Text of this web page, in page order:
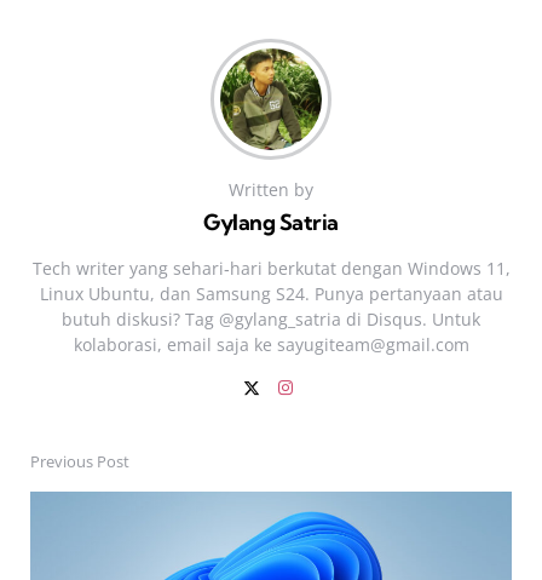
Written by
Gylang Satria
Tech writer yang sehari‑hari berkutat dengan Windows 11,
Linux Ubuntu, dan Samsung S24. Punya pertanyaan atau
butuh diskusi? Tag @gylang_satria di Disqus. Untuk
kolaborasi, email saja ke sayugiteam@gmail.com
PostPrevious Post